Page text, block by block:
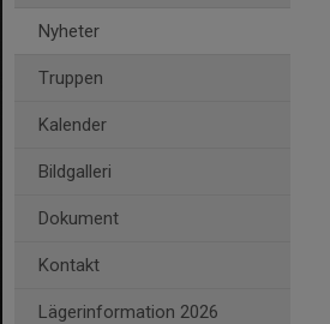
Nyheter
Truppen
Kalender
Bildgalleri
Dokument
Kontakt
Lägerinformation 2026